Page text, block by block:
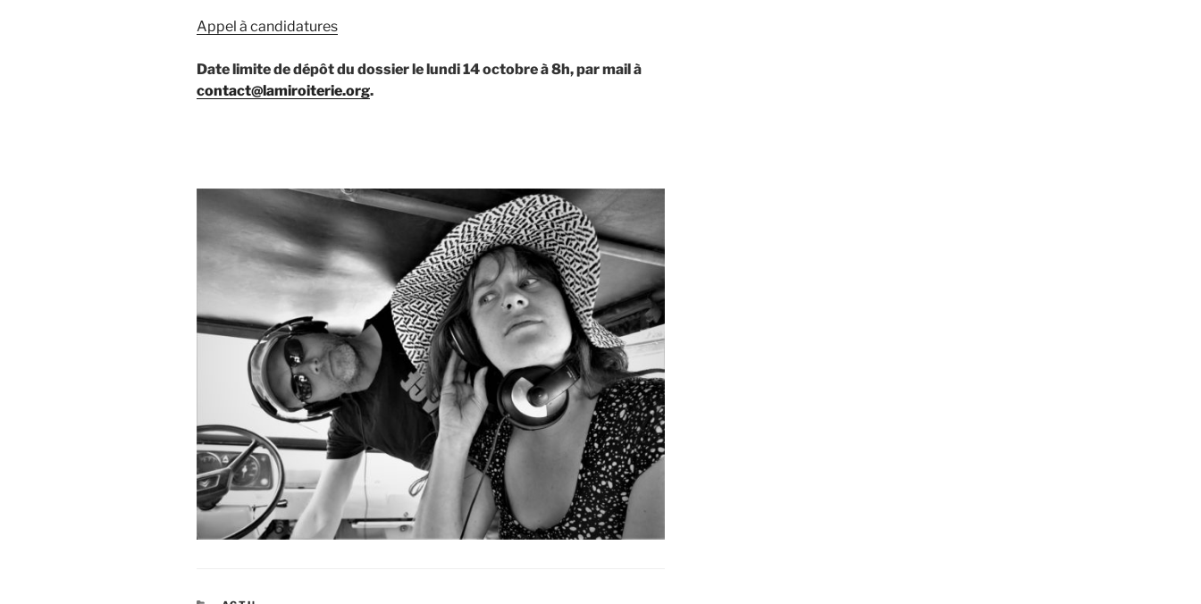
Appel à candidatures
Date limite de dépôt du dossier le lundi 14 octobre à 8h, par mail à
contact@lamiroiterie.org.